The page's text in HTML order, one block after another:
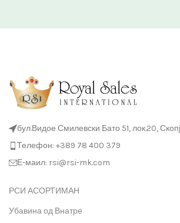
бул.Видое Смилевски Бато 51, лок.20,
Телефон: +389 78 400 379
Е-маил: rsi@rsi-mk.com
РСИ АСОРТИМАН
Убавина од Внатре